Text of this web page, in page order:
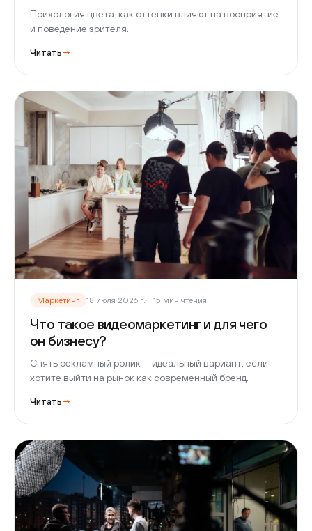
Психология цвета: как оттенки влияют на восприятие
и поведение зрителя.
Читать →
Маркетинг 18 июля 2026 г. 15 мин чтения
Что такое видеомаркетинг и для чего
он бизнесу?
Снять рекламный ролик — идеальный вариант, если
хотите выйти на рынок как современный бренд.
Читать →